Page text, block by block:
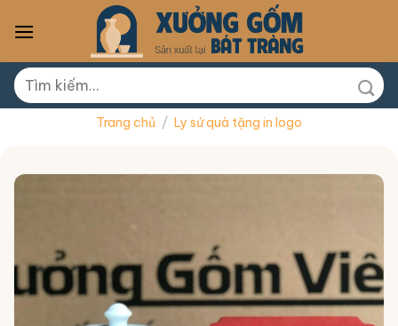
Tìm
kiếm:
Trang chủ / Ly sứ quà tặng in logo